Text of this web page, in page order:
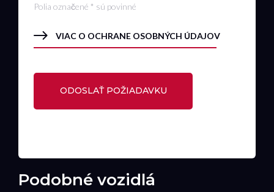
Polia označené * sú povinné
VIAC O OCHRANE OSOBNÝCH ÚDAJOV
Podobné vozidlá